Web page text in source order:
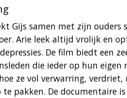
Gijs samen met zijn ouders
Arie leek altijd vrolijk en
De film biedt een
die ieder op hun
ze vol verwarring,
te pakken. De documentaire